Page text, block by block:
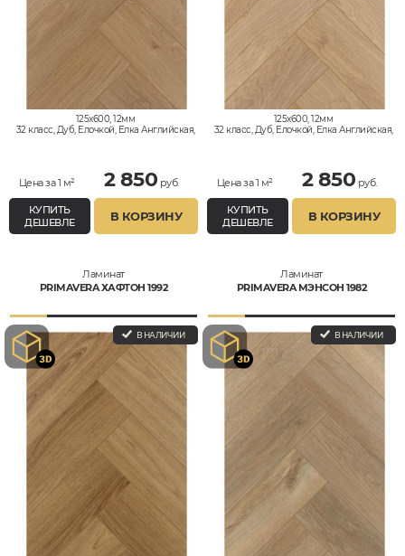
125x600, 12мм
32 класс, Дуб, Елочкой, Елка Английская,
Цена за 1 м² 2 850 руб.
КУПИТЬ
ДЕШЕВЛЕ
В КОРЗИНУ
125x600, 12мм
32 класс, Дуб, Елочкой, Елка Английская,
Цена за 1 м² 2 850 руб.
КУПИТЬ
ДЕШЕВЛЕ
В КОРЗИНУ
Ламинат
PRIMAVERA ХАФТОН 1992
В НАЛИЧИИ
Ламинат
PRIMAVERA МЭНСОН 1982
В НАЛИЧИИ